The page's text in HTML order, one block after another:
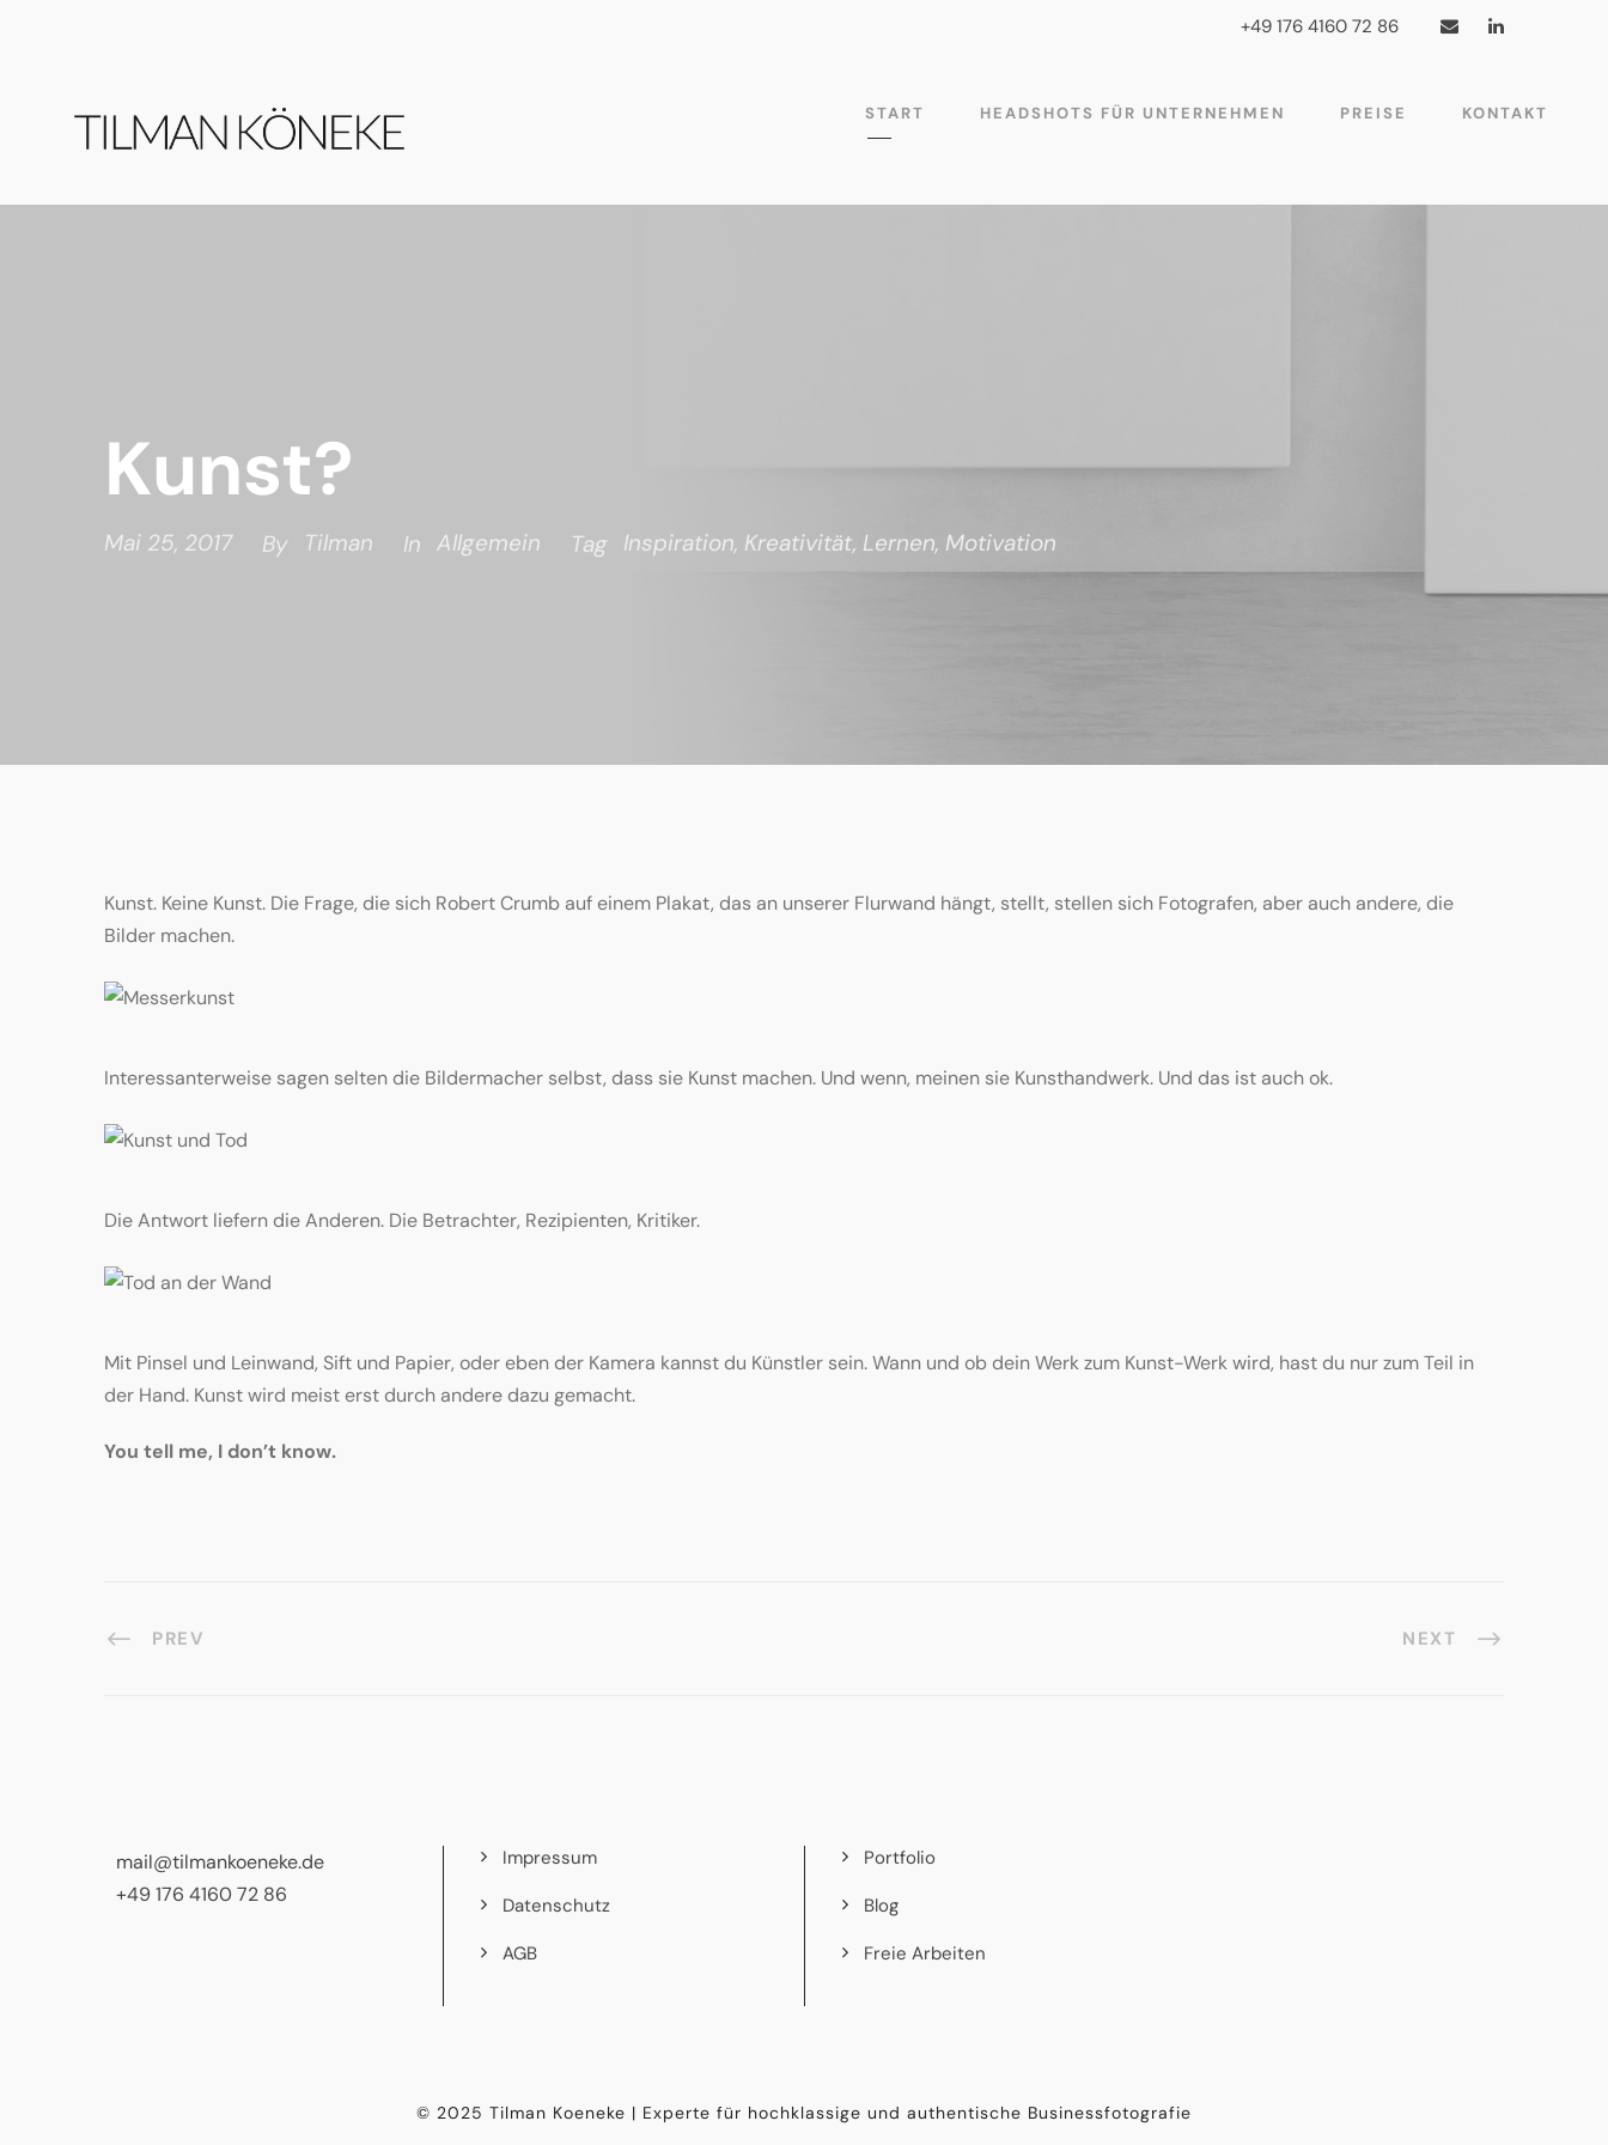
+49 176 4160 72 86
START HEADSHOTS FÜR UNTERNEHMEN PREISE KONTAKT
Kunst?
Mai 25, 2017 By Tilman In Allgemein Tag Inspiration, Kreativität, Lernen, Motivation
Kunst. Keine Kunst. Die Frage, die sich Robert Crumb auf einem Plakat, das an unserer Flurwand hängt, stellt, stellen sich Fotografen, aber auch andere, die
Bilder machen.
Interessanterweise sagen selten die Bildermacher selbst, dass sie Kunst machen. Und wenn, meinen sie Kunsthandwerk. Und das ist auch ok.
Die Antwort liefern die Anderen. Die Betrachter, Rezipienten, Kritiker.
Mit Pinsel und Leinwand, Sift und Papier, oder eben der Kamera kannst du Künstler sein. Wann und ob dein Werk zum Kunst-Werk wird, hast du nur zum Teil in
der Hand. Kunst wird meist erst durch andere dazu gemacht.
You tell me, I don’t know.
PREV NEXT
mail@tilmankoeneke.de
+49 176 4160 72 86
Impressum
Datenschutz
AGB
Portfolio
Blog
Freie Arbeiten
© 2025 Tilman Koeneke | Experte für hochklassige und authentische Businessfotografie